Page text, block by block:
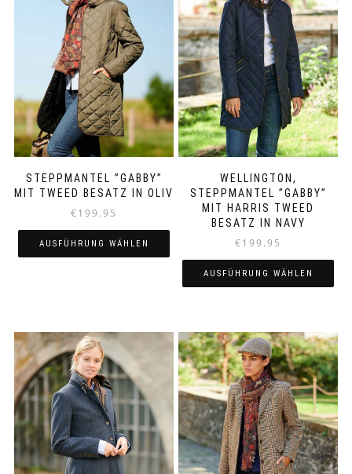
STEPPMANTEL ”GABBY”
MIT TWEED BESATZ IN OLIV
€199.95
AUSFÜHRUNG WÄHLEN
Varianten
auf.
Die
Optionen
können
auf
der
Produktseite
gewählt
WELLINGTON,
STEPPMANTEL ”GABBY”
MIT HARRIS TWEED
BESATZ IN NAVY
€199.95
AUSFÜHRUNG WÄHLEN
weist
mehrere
Varianten
auf.
Die
Optionen
können
auf
der